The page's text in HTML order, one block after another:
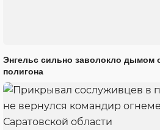
Энгельс сильно заволокло дымом
полигона